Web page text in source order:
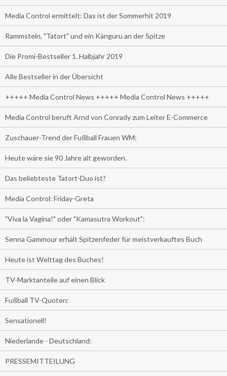
Media Control ermittelt: Das ist der Sommerhit 2019
Rammstein, "Tatort" und ein Känguru an der Spitze
Die Promi-Bestseller 1. Halbjahr 2019
Alle Bestseller in der Übersicht
+++++ Media Control News +++++ Media Control News +++++
Media Control beruft Arnd von Conrady zum Leiter E-Commerce
Zuschauer-Trend der Fußball Frauen WM:
Heute wäre sie 90 Jahre alt geworden.
Das beliebteste Tatort-Duo ist?
Media Control: Friday-Greta
"Viva la Vagina!" oder "Kamasutra Workout":
Senna Gammour erhält Spitzenfeder für meistverkauftes Buch
Heute ist Welttag des Buches!
TV-Marktanteile auf einen Blick
Fußball TV-Quoten:
Sensationell!
Niederlande - Deutschland:
PRESSEMITTEILUNG